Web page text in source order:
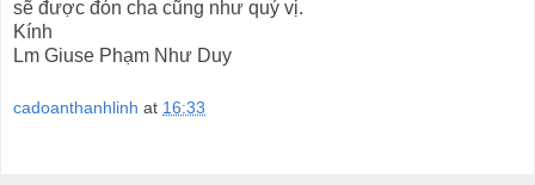
sẽ được đón cha cũng như quý vị.
Kính
Lm Giuse Phạm Như Duy
cadoanthanhlinh at 16:33